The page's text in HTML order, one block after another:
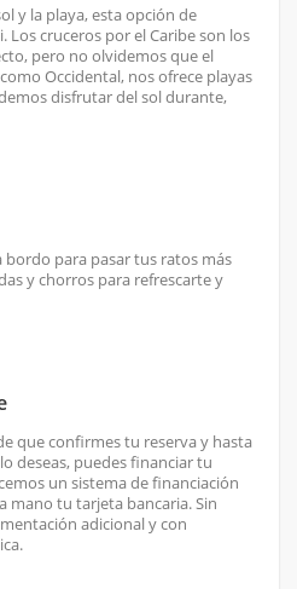
y la playa, esta opción de
Los cruceros por el Caribe son los
pero no olvidemos que el
Occidental, nos ofrece playas
disfrutar del sol durante,
para pasar tus ratos más
y chorros para refrescarte y
que confirmes tu reserva y hasta
deseas, puedes financiar tu
un sistema de financiación
mano tu tarjeta bancaria. Sin
adicional y con